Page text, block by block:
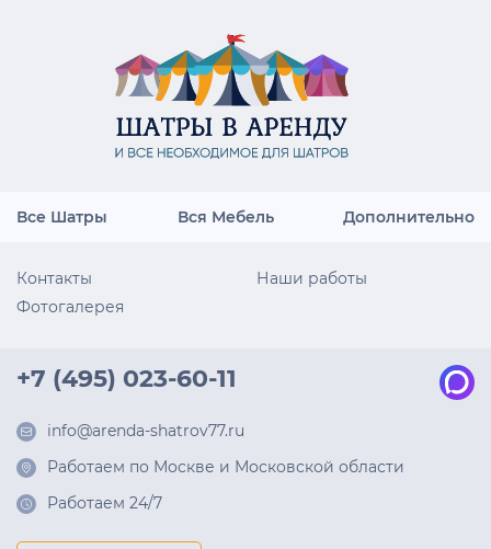
Все Шатры Вся Мебель Дополнительно
Контакты
Наши работы
Фотогалерея
+7 (495) 023-60-11
info@arenda-shatrov77.ru
Работаем по Москве и Московской области
Работаем 24/7